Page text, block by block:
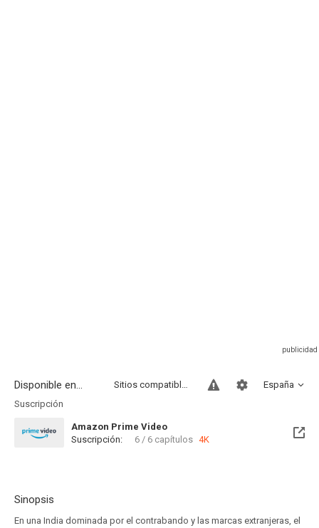
Disponible en... España
Sitios compatibles
Suscripción
Amazon Prime Video
Suscripción:
6 / 6 capítulos 4K
Sinopsis
En una India dominada por el contrabando y las marcas extranjeras, el